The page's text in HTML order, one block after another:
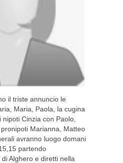
il triste annuncio le
Maria, Paola, la cugina
Cinzia con Paolo,
Marianna, Matteo
avranno luogo domani
partendo
di Alghero e diretti nella